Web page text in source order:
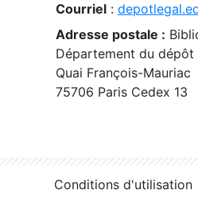
Courriel :
Adresse postale :
Département du
Quai François-Mauriac
75706 Paris Cedex 13
Conditions d'utilisation